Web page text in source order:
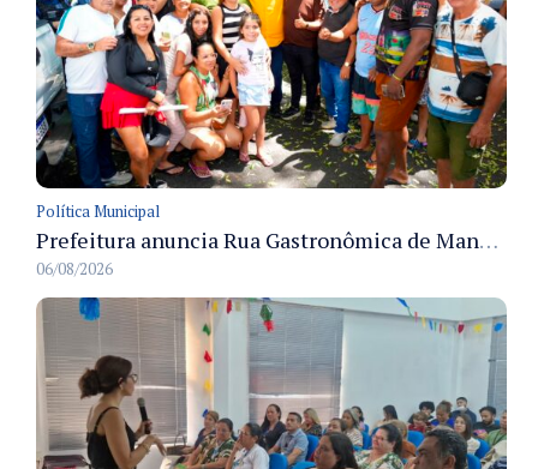
Política Municipal
Prefeitura anuncia Rua Gastronômica de Manaus e garante alternativas para 54 ambulantes cadastrados
06/08/2026